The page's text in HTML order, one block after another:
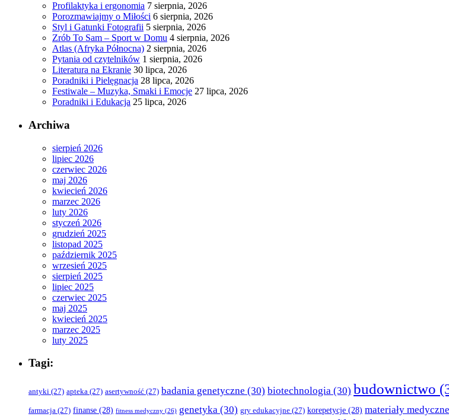
Profilaktyka i ergonomia 7 sierpnia, 2026
Porozmawiajmy o Miłości 6 sierpnia, 2026
Styl i Gatunki Fotografii 5 sierpnia, 2026
Zrób To Sam – Sport w Domu 4 sierpnia, 2026
Atlas (Afryka Północna) 2 sierpnia, 2026
Pytania od czytelników 1 sierpnia, 2026
Literatura na Ekranie 30 lipca, 2026
Poradniki i Pielęgnacja 28 lipca, 2026
Festiwale – Muzyka, Smaki i Emocje 27 lipca, 2026
Poradniki i Edukacja 25 lipca, 2026
Archiwa
sierpień 2026
lipiec 2026
czerwiec 2026
maj 2026
kwiecień 2026
marzec 2026
luty 2026
styczeń 2026
grudzień 2025
listopad 2025
październik 2025
wrzesień 2025
sierpień 2025
lipiec 2025
czerwiec 2025
maj 2025
kwiecień 2025
marzec 2025
luty 2025
Tagi:
antyki (27) apteka (27) asertywność (27) badania genetyczne (30) biotechnologia (30) budownictwo
farmacja (27) finanse (28) fitness medyczny (26) genetyka (30) gry edukacyjne (27) korepetycje (28) materiały medyczne